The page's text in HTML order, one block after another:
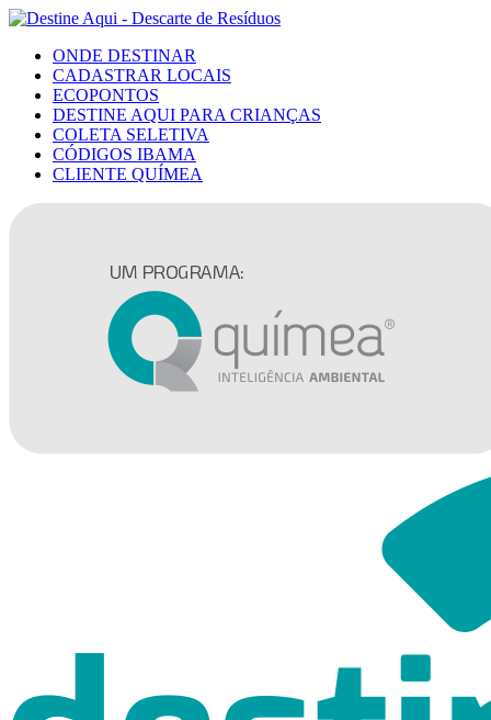
ONDE DESTINAR
CADASTRAR LOCAIS
ECOPONTOS
DESTINE AQUI PARA CRIANÇAS
COLETA SELETIVA
CÓDIGOS IBAMA
CLIENTE QUÍMEA